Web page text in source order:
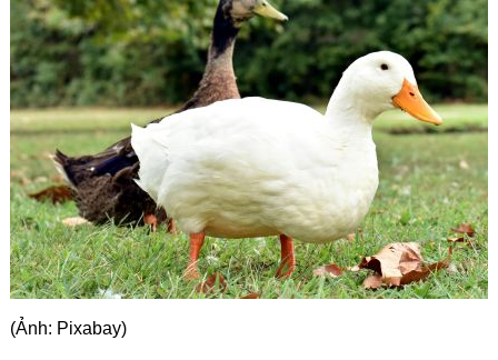
Góc chia sẻ
Liên hệ
Tìm kiếm
(Ảnh: Pixabay)